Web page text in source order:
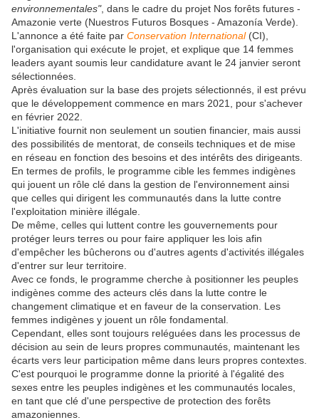
environnementales", dans le cadre du projet Nos forêts futures -
Amazonie verte (Nuestros Futuros Bosques - Amazonía Verde).
L'annonce a été faite par Conservation International(CI),
l'organisation qui exécute le projet, et explique que 14 femmes
leaders ayant soumis leur candidature avant le 24 janvier seront
sélectionnées.
Après évaluation sur la base des projets sélectionnés, il est prévu
que le développement commence en mars 2021, pour s'achever
en février 2022.
L'initiative fournit non seulement un soutien financier, mais aussi
des possibilités de mentorat, de conseils techniques et de mise
en réseau en fonction des besoins et des intérêts des dirigeants.
En termes de profils, le programme cible les femmes indigènes
qui jouent un rôle clé dans la gestion de l'environnement ainsi
que celles qui dirigent les communautés dans la lutte contre
l'exploitation minière illégale.
De même, celles qui luttent contre les gouvernements pour
protéger leurs terres ou pour faire appliquer les lois afin
d'empêcher les bûcherons ou d'autres agents d'activités illégales
d'entrer sur leur territoire.
Avec ce fonds, le programme cherche à positionner les peuples
indigènes comme des acteurs clés dans la lutte contre le
changement climatique et en faveur de la conservation. Les
femmes indigènes y jouent un rôle fondamental.
Cependant, elles sont toujours reléguées dans les processus de
décision au sein de leurs propres communautés, maintenant les
écarts vers leur participation même dans leurs propres contextes.
C'est pourquoi le programme donne la priorité à l'égalité des
sexes entre les peuples indigènes et les communautés locales,
en tant que clé d'une perspective de protection des forêts
amazoniennes.